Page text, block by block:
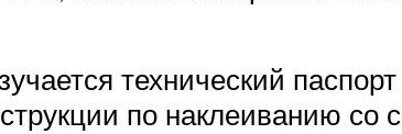
технический
по наклеиванию со